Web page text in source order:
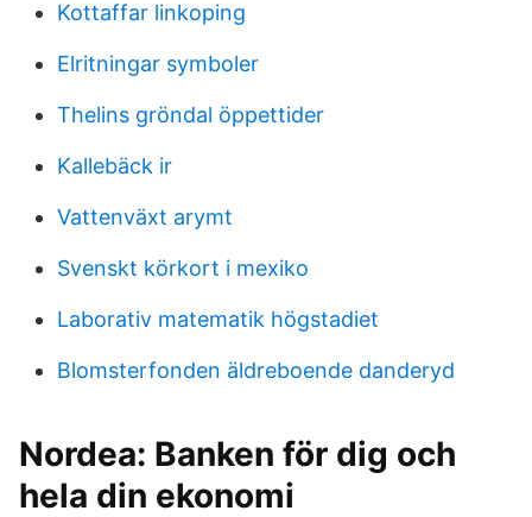
Kottaffar linkoping
Elritningar symboler
Thelins gröndal öppettider
Kallebäck ir
Vattenväxt arymt
Svenskt körkort i mexiko
Laborativ matematik högstadiet
Blomsterfonden äldreboende danderyd
Nordea: Banken för dig och
hela din ekonomi